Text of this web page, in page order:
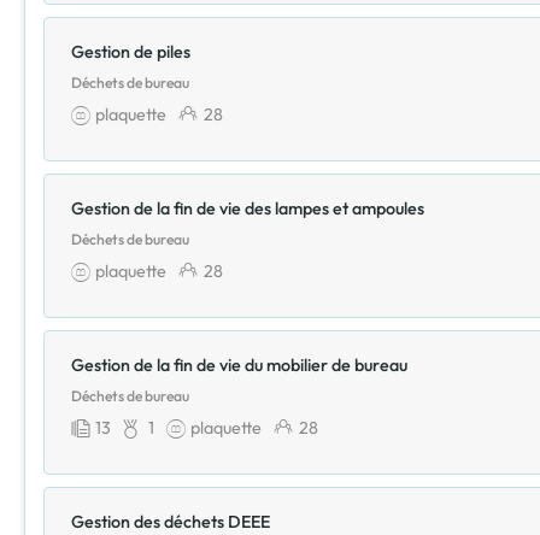
Gestion de piles
Déchets de bureau
plaquette 28
Gestion de la fin de vie des lampes et ampoules
Déchets de bureau
plaquette 28
Gestion de la fin de vie du mobilier de bureau
Déchets de bureau
13 1 plaquette 28
Gestion des déchets DEEE